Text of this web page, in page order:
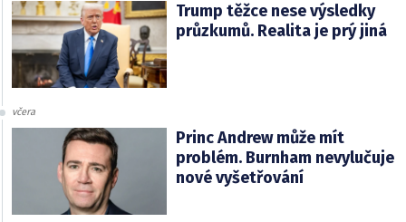
Trump těžce nese výsledky
průzkumů. Realita je prý jiná
včera
Princ Andrew může mít
problém. Burnham nevylučuje
nové vyšetřování